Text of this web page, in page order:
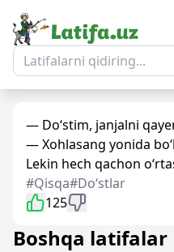
— Do‘stim, janjalni
— Xohlasang yonida
Lekin hech qachon
#Qisqa#Doʻstlar
125
Boshqa latifalar